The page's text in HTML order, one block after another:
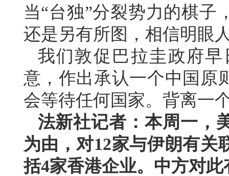
当“台独”分裂势力的棋子
还是另有所图，相信明眼
我们敦促巴拉圭政府
意，作出承认一个中国原
会等待任何国家。背离一
法新社记者：本周一，
为由，对12家与伊朗有关
括4家香港企业。中方对此